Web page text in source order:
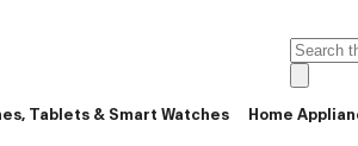
Tablets & Smart Watches Home